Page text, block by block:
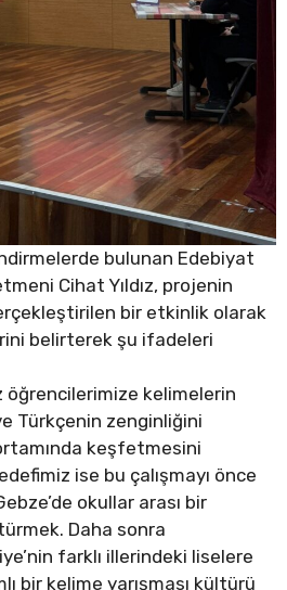
bulunan Edebiyat
Cihat Yıldız, projenin
bir etkinlik olarak
belirterek şu ifadeleri
öğrencilerimize kelimelerin
Türkçenin zenginliğini
keşfetmesini
ise bu çalışmayı önce
okullar arası bir
Daha sonra
farklı illerindeki liselere
bir kelime yarışması kültürü